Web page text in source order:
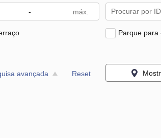
-
Parque para
avançada Reset